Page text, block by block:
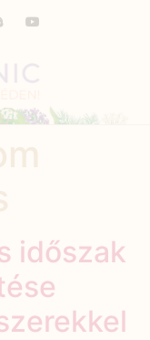
időszak